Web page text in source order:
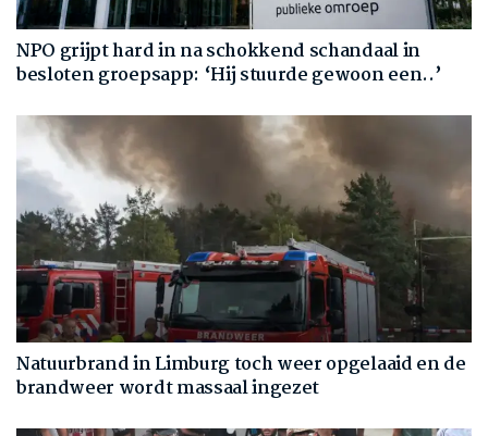
NPO grijpt hard in na schokkend schandaal in
besloten groepsapp: ‘Hij stuurde gewoon een..’
Natuurbrand in Limburg toch weer opgelaaid en de
brandweer wordt massaal ingezet